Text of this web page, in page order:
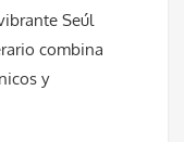
Seúl
combina
y